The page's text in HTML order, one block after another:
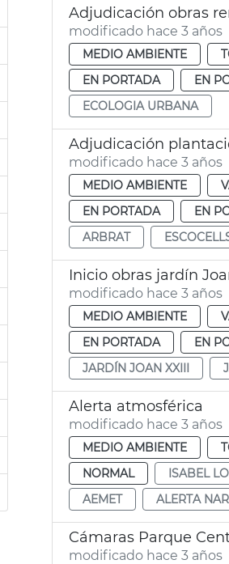
Adjudicación obras
modificado hace 3 años
MEDIO AMBIENTE
EN PORTADA
EN
ECOLOGIA URBANA
Adjudicación
modificado hace 3 años
MEDIO AMBIENTE
EN PORTADA
EN
ARBRAT
Inicio obras jardín
modificado hace 3 años
MEDIO AMBIENTE
EN PORTADA
EN
JARDÍN JOAN XXIII
Alerta atmosférica
modificado hace 3 años
MEDIO AMBIENTE
NORMAL
ISABEL
AEMET
ALERTA
Cámaras Parque
modificado hace 3 años